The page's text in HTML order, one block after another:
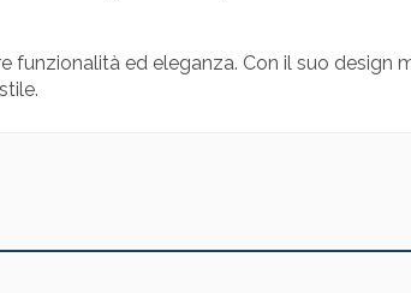
ed eleganza. Con il suo design